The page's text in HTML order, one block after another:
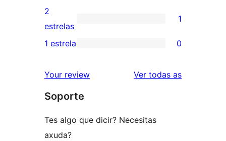
4
estrelas
valoracións
de
3
1
valoración
2
2
estrelas
1
de
1
1 estrela 0
Your review Ver todas asvaloracións
Soporte
Tes algo que dicir? Necesitas
axuda?